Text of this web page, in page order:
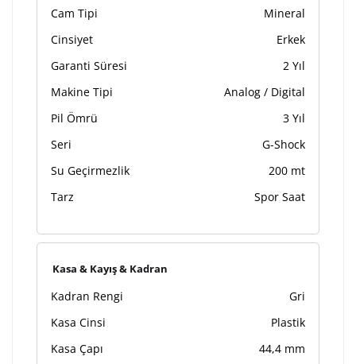
Cam Tipi
Mineral
Cinsiyet
Erkek
Garanti Süresi
2 Yıl
Makine Tipi
Analog / Digital
Pil Ömrü
3 Yıl
Seri
G-Shock
Su Geçirmezlik
200 mt
Tarz
Spor Saat
Kasa & Kayış & Kadran
Kadran Rengi
Gri
Kasa Cinsi
Plastik
Kasa Çapı
44,4 mm